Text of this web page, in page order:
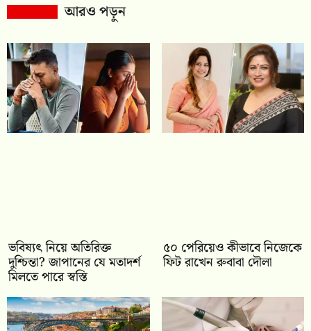
আরও পড়ুন
ভবিষ্যৎ নিয়ে অতিরিক্ত
দুশ্চিন্তা? জাপানের যে মতাদর্শ
মিলতে পারে স্বস্তি
৫০ পেরিয়েও কীভাবে নিজেকে
ফিট রাখেন রুবাবা দৌলা